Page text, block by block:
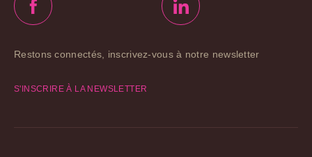
Restons connectés, inscrivez-vous à notre newsletter
S'INSCRIRE À LA NEWSLETTER